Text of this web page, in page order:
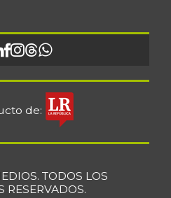
de:
TODOS LOS
RESERVADOS.